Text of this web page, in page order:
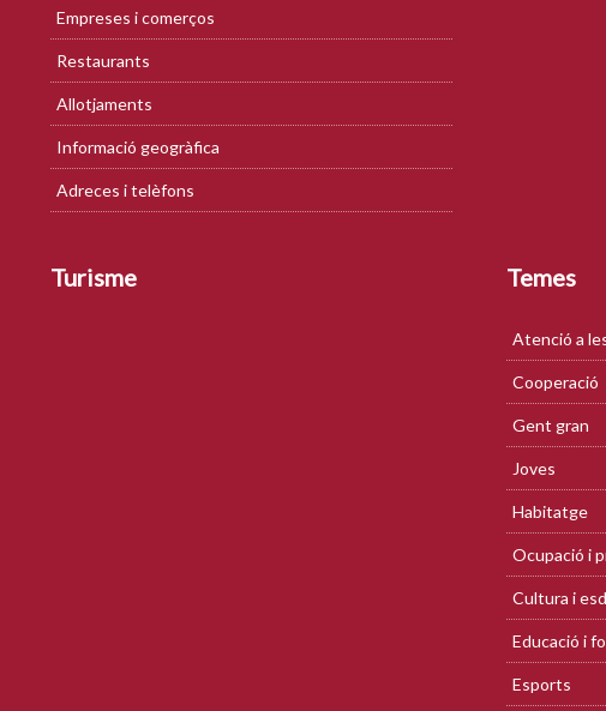
Empreses i comerços
Restaurants
Allotjaments
Informació geogràfica
Adreces i telèfons
Turisme Temes
Atenció a
Cooperació
Gent gran
Joves
Habitatge
Ocupació i
Cultura i
Educació i
Esports